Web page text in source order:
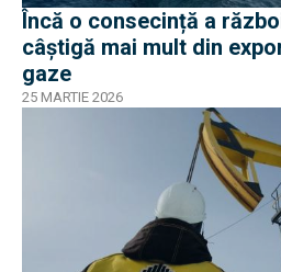
Încă o consecință a
câștigă mai mult din
gaze
25 MARTIE 2026